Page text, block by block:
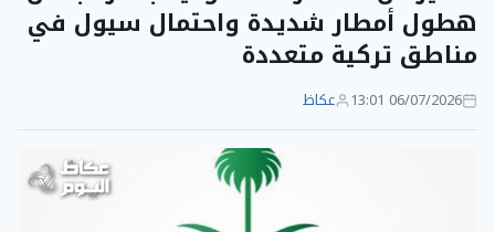
هطول أمطار شديدة واحتمال سيول في
مناطق تركية متعددة
06/07/2026 13:01 عكاظ